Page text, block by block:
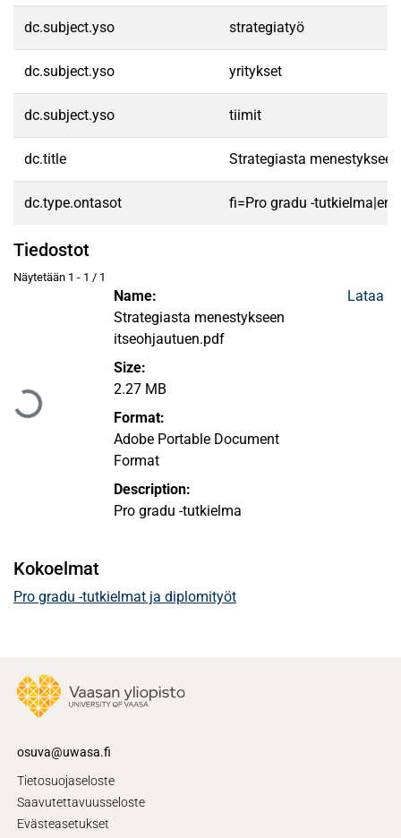
dc.subject.yso strategiatyö
dc.subject.yso yritykset
dc.subject.yso tiimit
dc.title Strategiasta
dc.type.ontasot fi=Pro gradu -
Tiedostot
Näytetään 1 - 1 / 1
Ladataan...
Name:
Strategiasta menestykseen
itseohjautuen.pdf
Size:
2.27 MB
Format:
Adobe Portable Document
Format
Description:
Pro gradu -tutkielma
Lataa
Kokoelmat
Pro gradu -tutkielmat ja diplomityöt
osuva@uwasa.fi
Tietosuojaseloste
Saavutettavuusseloste
Evästeasetukset